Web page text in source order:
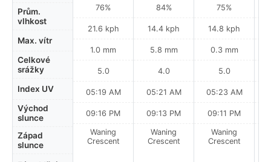
Prům.
vlhkost
Max. vítr
Celkové
srážky
Index UV
Východ
slunce
Západ
slunce
76%
21.6 kph
1.0 mm
5.0
05:19 AM
09:16 PM
Waning
Crescent
84%
14.4 kph
5.8 mm
4.0
05:21 AM
09:13 PM
Waning
Crescent
75%
14.8 kph
0.3 mm
5.0
05:23 AM
09:11 PM
Waning
Crescent